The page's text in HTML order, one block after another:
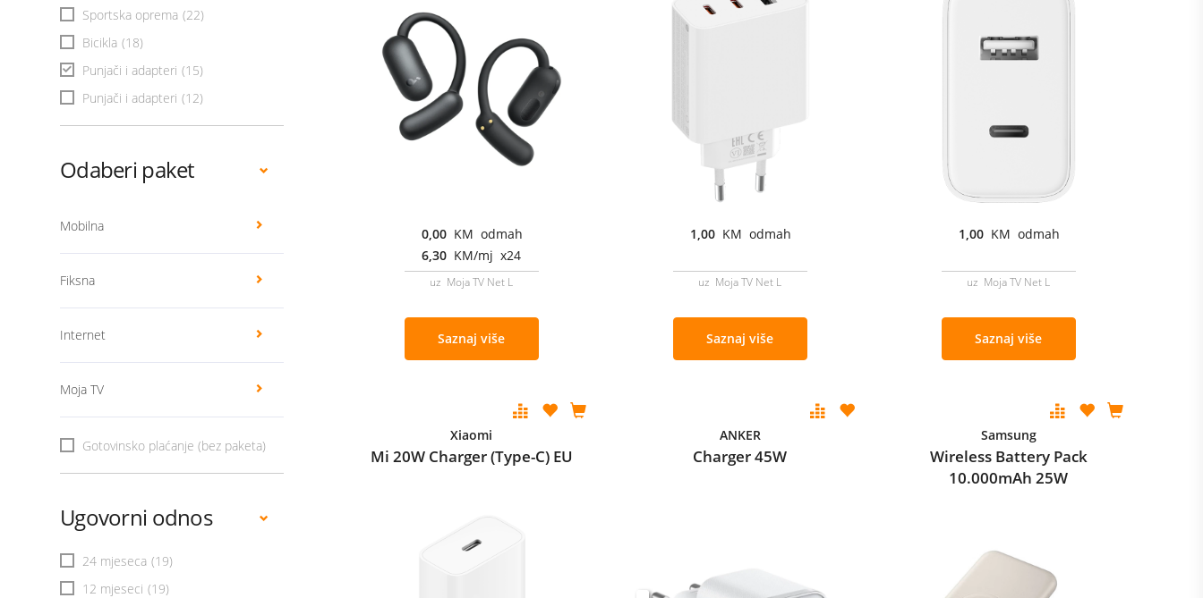
Sportska oprema (22)
Bicikla (18)
Punjači i adapteri (15)
Punjači i adapteri (12)
Odaberi paket
Mobilna
Fiksna
Internet
Moja TV
Gotovinsko plaćanje (bez paketa)
Ugovorni odnos
24 mjeseca (19)
12 mjeseci (19)
0,00 KM odmah
6,30 KM/mj x24
uz Moja TV Net L
Saznaj više
1,00 KM odmah
uz Moja TV Net L
Saznaj više
1,00 KM odmah
uz Moja TV Net L
Saznaj više
Xiaomi
Mi 20W Charger (Type-C) EU
ANKER
Charger 45W
Samsung
Wireless Battery Pack
10.000mAh 25W